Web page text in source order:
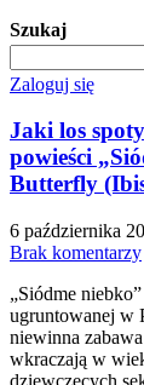
Szukaj
Zaloguj się
Jaki los
powieści
Butterfly
6 października
Brak komentarzy
„Siódme
ugruntowanej w
niewinna
wkraczają w
dziewczęcych